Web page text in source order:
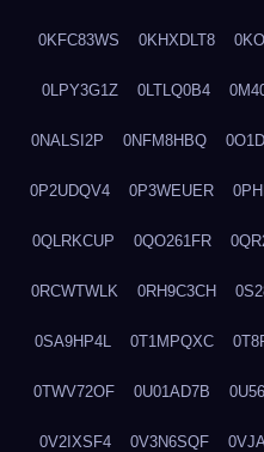
0KFC83WS 0KHXDLT8
0LPY3G1Z 0LTLQ0B4
0NALSI2P 0NFM8HBQ
0P2UDQV4 0P3WEUER
0QLRKCUP 0QO261FR
0RCWTWLK 0RH9C3CH
0SA9HP4L 0T1MPQXC
0TWV72OF 0U01AD7B
0V2IXSF4 0V3N6SQF